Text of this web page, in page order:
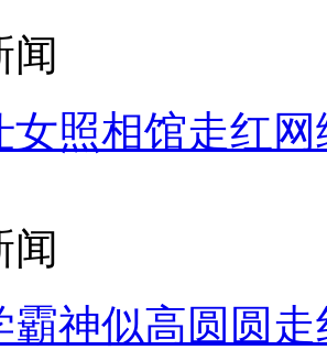
闻
女照相馆走红网
闻
霸神似高圆圆走